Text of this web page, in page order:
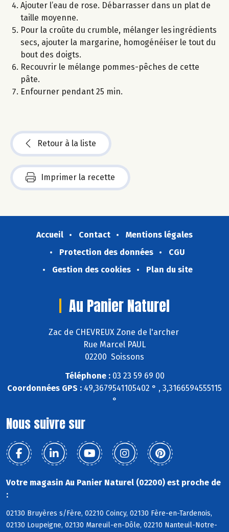
Ajouter l’eau de rose. Débarrasser dans un plat de
taille moyenne.
Pour la croûte du crumble, mélanger les ingrédients
secs, ajouter la margarine, homogénéiser le tout du
bout des doigts.
Recouvrir le mélange pommes-pêches de cette
pâte.
Enfourner pendant 25 min.
Retour à la liste
Imprimer la recette
Accueil Contact
Mentions légales
Protection des données
CGU
Gestion des cookies
Plan du site
Au Panier Naturel
Zac de CHEVREUX Zone de l'archer
Rue Marcel PAUL
02200 Soissons
Téléphone :03 23 59 69 00
Coordonnées GPS : 49,3679541105402 ° , 3,3166594555115
°
Nous suivre sur
Votre magasin Au Panier Naturel (02200) est proche de
:
02130 Bruyères s/Fère, 02210 Coincy, 02130 Fère-en-Tardenois,
02130 Loupeigne, 02130 Mareuil-en-Dôle, 02210 Nanteuil-Notre-